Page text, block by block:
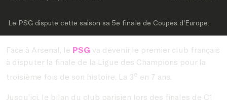
Le PSG dispute cette saison sa 5e finale de Coupes d'Europe.
Face à Arsenal, le PSG va devenir le premier club français
à disputer la finale de la Ligue des Champions pour la
troisième fois de son histoire. La 3e en 7 ans.
Jusqu’ici, le bilan du club parisien lors des finales de C1